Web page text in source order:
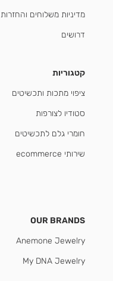
מדיניות משלוחים והחזרות
דרושים
קטגוריות
ציפוי מתכות ותכשיטים
סטודיו לצורפות
חומרי גלם לתכשיטים
שירותי ecommerce
OUR BRANDS
Anemone Jewelry
My DNA Jewelry